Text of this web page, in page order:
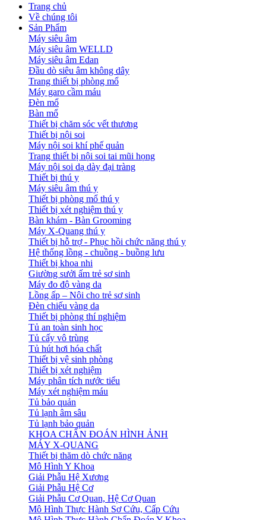
Trang chủ
Về chúng tôi
Sản Phẩm
Máy siêu âm
Máy siêu âm WELLD
Máy siêu âm Edan
Đầu dò siêu âm không dây
Trang thiết bị phòng mổ
Máy garo cầm máu
Đèn mổ
Bàn mổ
Thiết bị chăm sóc vết thương
Thiết bị nội soi
Máy nội soi khí phế quản
Trang thiết bị nội soi tai mũi họng
Máy nội soi dạ dày đại tràng
Thiết bị thú y
Máy siêu âm thú y
Thiết bị phòng mổ thú y
Thiết bị xét nghiệm thú y
Bàn khám - Bàn Grooming
Máy X-Quang thú y
Thiết bị hỗ trợ - Phục hồi chức năng thú y
Hệ thống lồng - chuồng - buồng lưu
Thiết bị khoa nhi
Giường sưởi ấm trẻ sơ sinh
Máy đo độ vàng da
Lồng ấp – Nôi cho trẻ sơ sinh
Đèn chiếu vàng da
Thiết bị phòng thí nghiệm
Tủ an toàn sinh học
Tủ cấy vô trùng
Tủ hút hơi hóa chất
Thiết bị vệ sinh phòng
Thiết bị xét nghiệm
Máy phân tích nước tiểu
Máy xét nghiệm máu
Tủ bảo quản
Tủ lạnh âm sâu
Tủ lạnh bảo quản
KHOA CHẨN ĐOÁN HÌNH ẢNH
MÁY X-QUANG
Thiết bị thăm dò chức năng
Mô Hình Y Khoa
Giải Phẫu Hệ Xương
Giải Phẫu Hệ Cơ
Giải Phẫu Cơ Quan, Hệ Cơ Quan
Mô Hình Thực Hành Sơ Cứu, Cấp Cứu